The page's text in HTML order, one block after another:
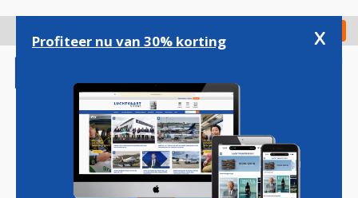
gaan
Check in
Magazine Podcasts Vacatures
Profiteer nu van 30% korting x